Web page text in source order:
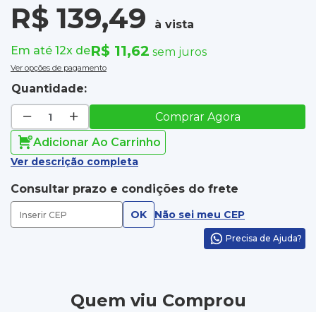
R$ 139,49
à vista
Em até 12x deR$ 11,62 sem juros
Ver opções de pagamento
Quantidade:
Comprar Agora
Adicionar Ao Carrinho
Ver descrição completa
Consultar prazo e condições do frete
OK Não sei meu CEP
Precisa de Ajuda?
Quem viu Comprou